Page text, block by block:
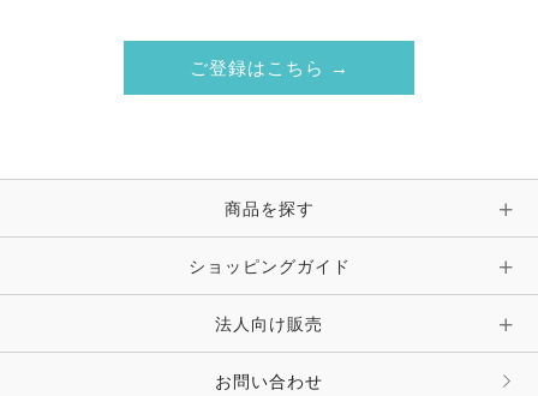
ご登録はこちら →
商品を探す
ショッピングガイド
法人向け販売
お問い合わせ